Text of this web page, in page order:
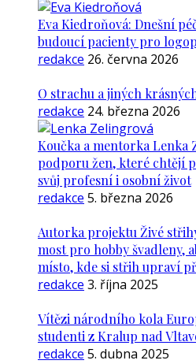
Eva Kiedroňová: Dnešní
budoucí pacienty pro
redakce 26. června 2026
O strachu a jiných
redakce 24. března 2026
Koučka a mentorka Lenka
podporu žen, které chtějí
svůj profesní i osobní život
redakce 5. března 2026
Autorka projektu Živé
most pro hobby švadleny,
místo, kde si střih upraví
redakce 3. října 2025
Vítězi národního kola
studenti z Kralup nad
redakce 5. dubna 2025